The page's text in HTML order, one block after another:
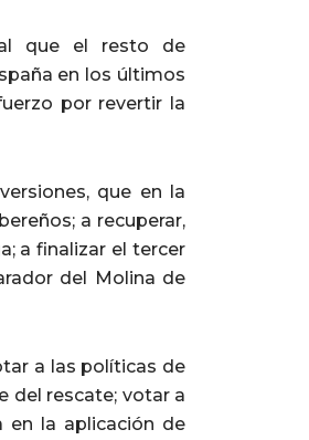
que el resto de
en los últimos
por revertir la
que en la
a recuperar,
a finalizar el tercer
del Molina de
a las políticas de
del rescate; votar a
en la aplicación de